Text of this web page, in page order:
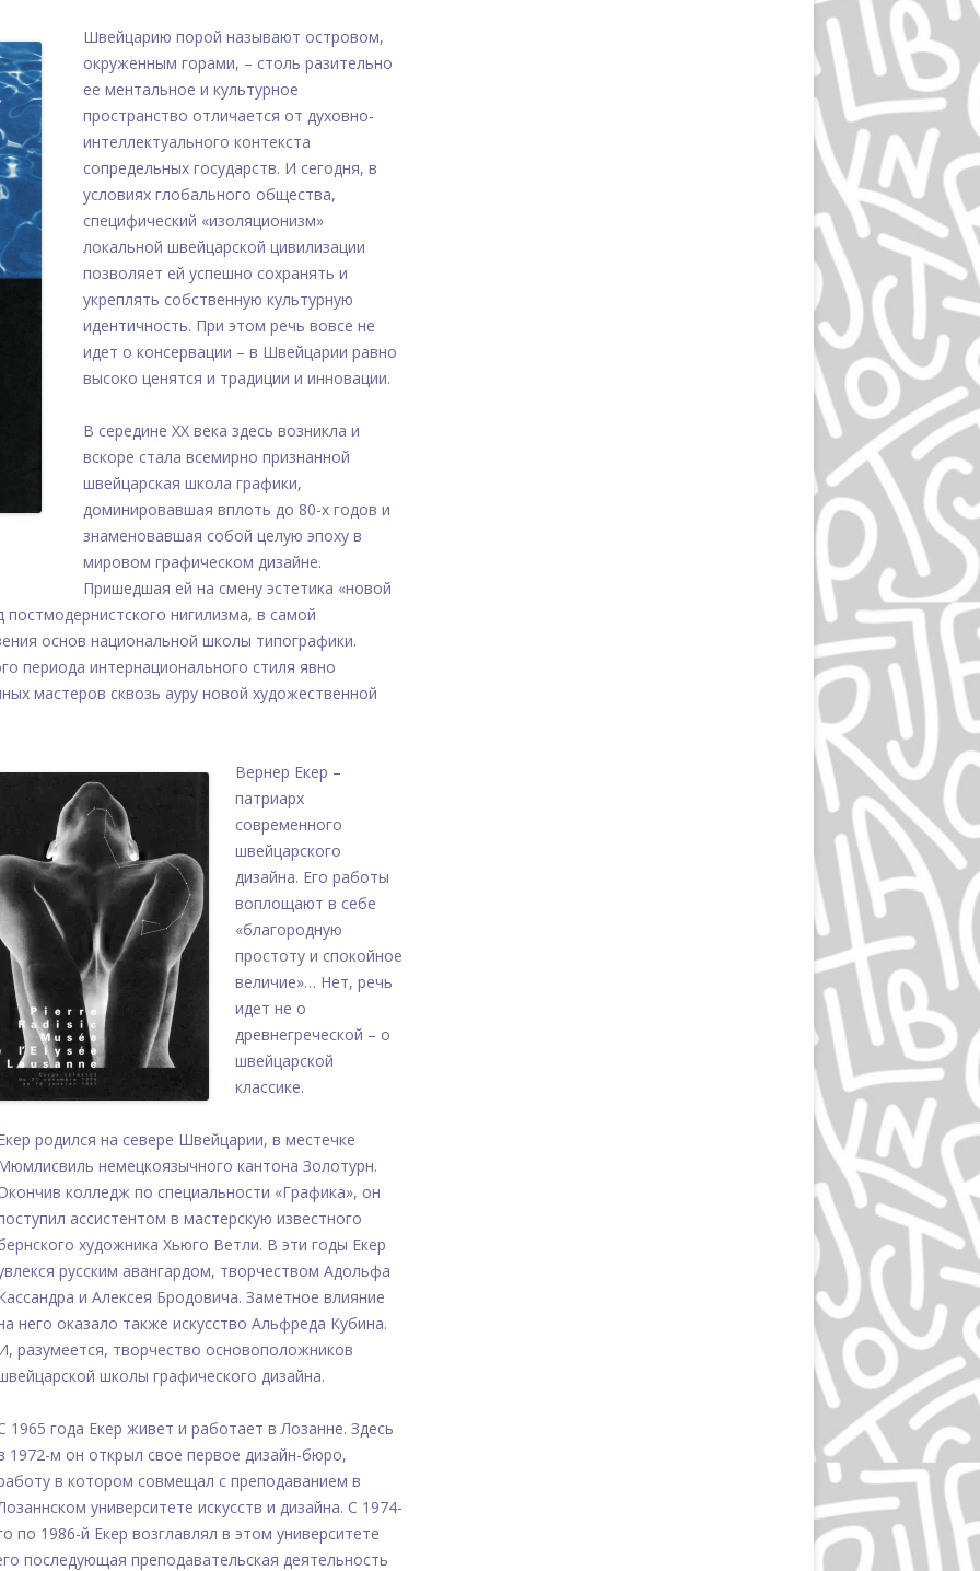
Швейцарию порой называют островом,
окруженным горами, – столь разительно
ее ментальное и культурное
пространство отличается от духовно-
интеллектуального контекста
сопредельных государств. И сегодня, в
условиях глобального общества,
специфичес­кий «изоляционизм»
локальной швейцарской цивилизации
позволяет ей успешно сохранять и
укреплять собственную культурную
идентичность. При этом речь вовсе не
идет о консервации – в Швейцарии равно
высоко ценятся и традиции и инновации.
В середине ХХ века здесь возникла и
вскоре стала всемирно признанной
швейцарская школа графики,
доминировавшая вплоть до 80-х годов и
знаменовавшая собой целую эпоху в
мировом графическом дизайне.
Пришедшая ей на смену эстетика «новой
нигилизма, в самой
основ национальной школы типографики.
периода интернационального стиля явно
мастеров сквозь ауру новой художественной
Вернер Екер –
патриарх
современного
швейцарского
дизайна. Его работы
воплощают в себе
«благородную
простоту и спокойное
величие»… Нет, речь
идет не о
древнегреческой – о
швейцарской
классике.
родился на севере Швейцарии, в местечке
немецкоязычного кантона Золотурн.
колледж по специальности «Графика», он
ассистентом в мастерскую известного
художника Хьюго Ветли. В эти годы Екер
русским авангардом, творчеством Адольфа
и Алексея Бродовича. Заметное влияние
него оказало также искусство Альфреда Кубина.
разумеется, творчество основоположников
школы графического дизайна.
1965 года Екер живет и работает в Лозанне. Здесь
1972-м он открыл свое первое дизайн-бюро,
в котором совмещал с преподаванием в
университете искусств и дизайна. С 1974-
по 1986-й Екер возглавлял в этом университете
последующая преподавательская деятельность